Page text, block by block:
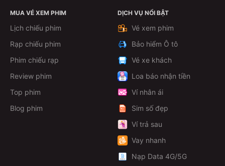
MUA VÉ XEM PHIM
Lịch chiếu phim
Rạp chiếu phim
Phim chiếu rạp
Review phim
Top phim
Blog phim
DỊCH VỤ NỔI BẬT
Vé xem phim
Bảo hiểm Ô tô
Vé xe khách
Loa báo nhận tiền
Ví nhân ái
Sim số đẹp
Ví trả sau
Vay nhanh
Nạp Data 4G/5G